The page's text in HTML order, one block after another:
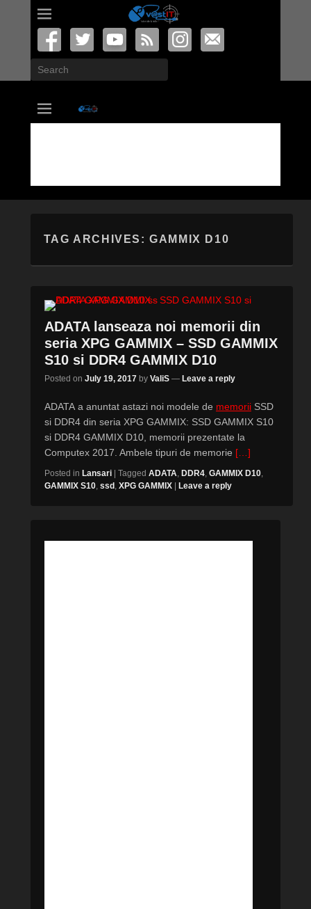
Search
vastIT.ro
Blog de Tehnologie
TAG ARCHIVES:GAMMIX D10
ADATA lanseaza noi memorii din
seria XPG GAMMIX – SSD GAMMIX
S10 si DDR4 GAMMIX D10
Posted on July 19, 2017 by ValiS — Leave a reply
ADATA a anuntat astazi noi modele de memorii SSD
si DDR4 din seria XPG GAMMIX: SSD GAMMIX S10
si DDR4 GAMMIX D10, memorii prezentate la
Computex 2017. Ambele tipuri de memorie […]
Posted in Lansari Tagged ADATA, DDR4, GAMMIX D10,
GAMMIX S10, ssd , XPG GAMMIX Leave a reply